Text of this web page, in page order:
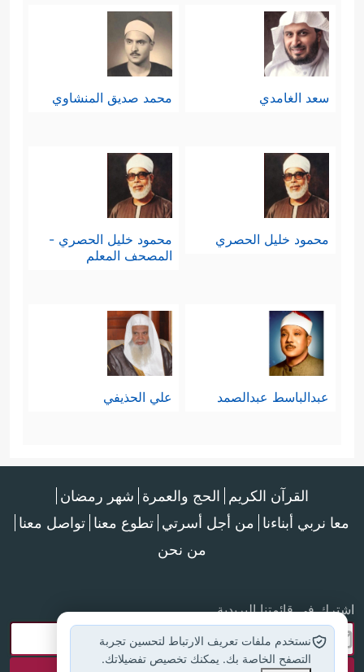
سعد الغامدي محمد صديق المنشاوي
محمود خليل الحصري
محمود خليل الحصري -
المصحف المعلم
عبدالباسط عبدالصمد علي الحذيفي
القرآن الكريم الحج والعمرة شهر رمضان
معا نربي أبناءنا من أجل أسرتي تطوع معنا تواصل معنا
من نحن
اشترك في قائمتنا البريدية
نستخدم ملفات تعريف الارتباط لتحسين تجربة
التصفح الخاصة بك. يمكنك تخصيص تفضيلاتك.